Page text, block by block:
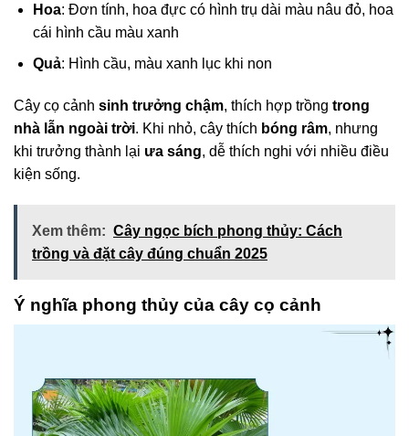
Hoa: Đơn tính, hoa đực có hình trụ dài màu nâu đỏ, hoa
cái hình cầu màu xanh
Quả: Hình cầu, màu xanh lục khi non
Cây cọ cảnh sinh trưởng chậm, thích hợp trồng trong
nhà lẫn ngoài trời. Khi nhỏ, cây thích bóng râm, nhưng
khi trưởng thành lại ưa sáng, dễ thích nghi với nhiều điều
kiện sống.
Xem thêm: Cây ngọc bích phong thủy: Cách
trồng và đặt cây đúng chuẩn 2025
Ý nghĩa phong thủy của cây cọ cảnh